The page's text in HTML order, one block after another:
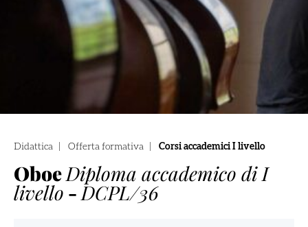
Didattica Offerta formativa Corsi accademici I livello
OboeDiploma accademico di I
livello - DCPL/36